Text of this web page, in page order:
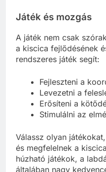
Játék és mozgás
A játék nem csak
a kiscica fejlődésének
rendszeres játék segít:
Fejleszteni a
Levezetni a
Erősíteni a
Stimulálni az
Válassz olyan
és megfelelnek a
húzható játékok, a
általában nagy